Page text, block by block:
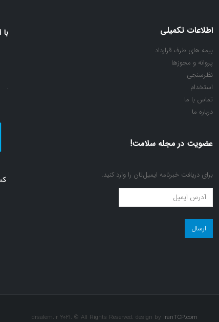
اطلاعات تکمیلی
بیمه های طرف قرارداد
پروانه و مجوزها
نظرسنجی
استخدام
تماس با ما
درباره ما
عضویت در مجله سلامت!
برای دریافت خبرنامه ایمیل‌تان را وارد کنید.
عضویت
در
مجله
سلامت!
drsalem.ir 2021. © All Rights Reserved. design by IranTCP.com